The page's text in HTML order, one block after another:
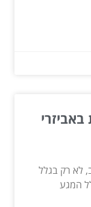
לא רק בגלל
המגע